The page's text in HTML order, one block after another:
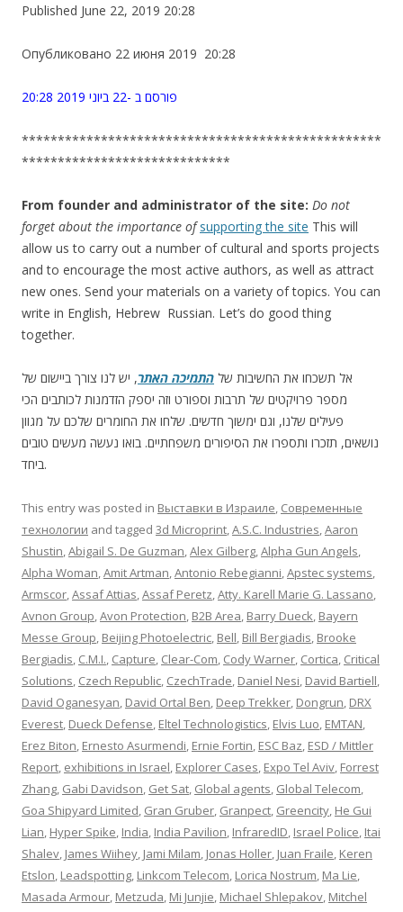
Published June 22, 2019 20:28
Опубликовано 22 июня 2019 20:28
פורסם ב -22 ביוני 2019 20:28
**************************************************
*****************************
From founder and administrator of the site: Do not
forget about the importance ofsupporting the site This will
allow us to carry out a number of cultural and sports projects
and to encourage the most active authors, as well as attract
new ones. Send your materials on a variety of topics. You can
write in English, Hebrew Russian. Let’s do good thing
together.
אל תשכחו את החשיבות של התמיכה האתר, יש לנו צורך ביישום של
מספר פרויקטים של תרבות וספורט וזה יספק הזדמנות לכותבים הכי
פעילים שלנו, וגם ימשוך חדשים. שלחו את החומרים שלכם על מגוון
נושאים, תזכרו ותספרו את הסיפורים משפחתיים. בואו נעשה מעשים טובים
ביחד.
This entry was posted in Выставки в Израиле, Современные
технологии and tagged 3d Microprint,A.S.C. Industries,Aaron
Shustin,Abigail S. De Guzman,Alex Gilberg,Alpha Gun Angels,
Alpha Woman,Amit Artman,Antonio Rebegianni,Apstec systems,
Armscor,Assaf Attias,Assaf Peretz,Atty. Karell Marie G. Lassano,
Avnon Group,Avon Protection, B2B Area, Barry Dueck, Bayern
Messe Group, Beijing Photoelectric, Bell, Bill Bergiadis, Brooke
Bergiadis, C.M.I., Capture, Clear-Com, Cody Warner, Cortica, Critical
Solutions, Czech Republic, CzechTrade, Daniel Nesi, David Bartiell,
David Oganesyan, David Ortal Ben, Deep Trekker, Dongrun, DRX
Everest, Dueck Defense, Eltel Technologistics, Elvis Luo, EMTAN,
Erez Biton, Ernesto Asurmendi, Ernie Fortin, ESC Baz, ESD / Mittler
Report, exhibitions in Israel, Explorer Cases, Expo Tel Aviv, Forrest
Zhang, Gabi Davidson, Get Sat, Global agents, Global Telecom,
Goa Shipyard Limited, Gran Gruber, Granpect, Greencity, He Gui
Lian, Hyper Spike, India, India Pavilion, InfraredID, Israel Police, Itai
Shalev, James Wiihey, Jami Milam, Jonas Holler, Juan Fraile, Keren
Etslon, Leadspotting, Linkcom Telecom, Lorica Nostrum, Ma Lie,
Masada Armour, Metzuda, Mi Junjie, Michael Shlepakov, Mitchel